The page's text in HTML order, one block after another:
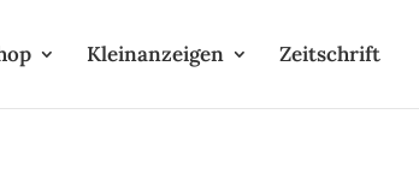
Kleinanzeigen Zeitschrift